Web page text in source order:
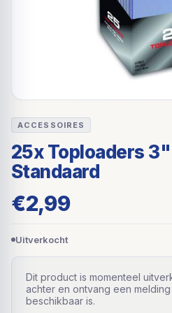
ACCESSOIRES
25x Toploaders
Standaard
€2,99
Uitverkocht
Dit product is momenteel
achter en ontvang een
beschikbaar is.